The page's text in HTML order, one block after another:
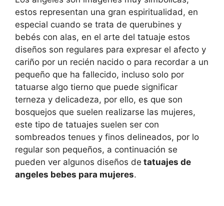
estos representan una gran espiritualidad, en
especial cuando se trata de querubines y
bebés con alas, en el arte del tatuaje estos
diseños son regulares para expresar el afecto y
cariño por un recién nacido o para recordar a un
pequeño que ha fallecido, incluso solo por
tatuarse algo tierno que puede significar
terneza y delicadeza, por ello, es que son
bosquejos que suelen realizarse las mujeres,
este tipo de tatuajes suelen ser con
sombreados tenues y finos delineados, por lo
regular son pequeños, a continuación se
pueden ver algunos diseños de tatuajes de
angeles bebes para mujeres.